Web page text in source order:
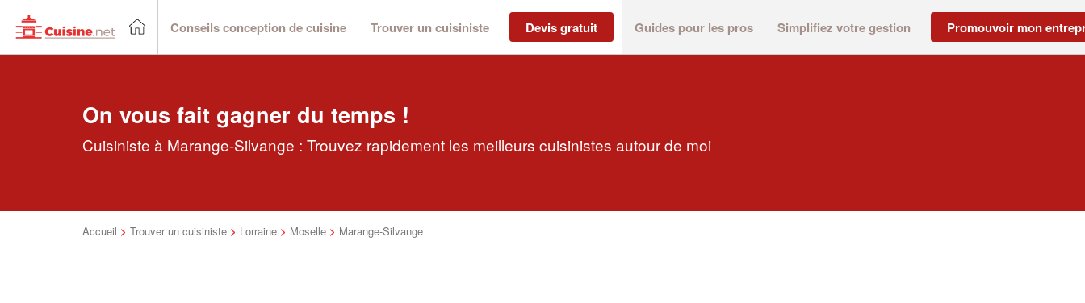
Conseils conception de cuisine Trouver un cuisiniste Devis gratuit Guides pour les pros Simplifiez votre gestion Promouvoir mon
On vous fait gagner du temps !
Cuisiniste à Marange-Silvange : Trouvez rapidement les meilleurs cuisinistes autour de moi
Accueil > Trouver un cuisiniste > Lorraine > Moselle > Marange-Silvange